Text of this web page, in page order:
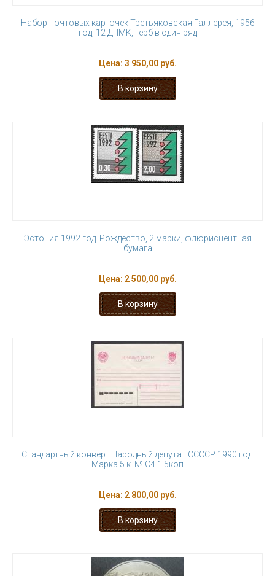
Набор почтовых карточек Третьяковская Галлерея, 1956
год, 12 ДПМК, герб в один ряд
Цена: 3 950,00 руб.
Эстония 1992 год. Рождество, 2 марки, флюрисцентная
бумага
Цена: 2 500,00 руб.
Стандартный конверт Народный депутат ССССР 1990 год.
Марка 5 к. № С4.1.5коп
Цена: 2 800,00 руб.